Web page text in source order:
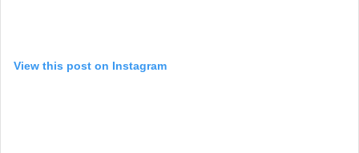
View this post on Instagram